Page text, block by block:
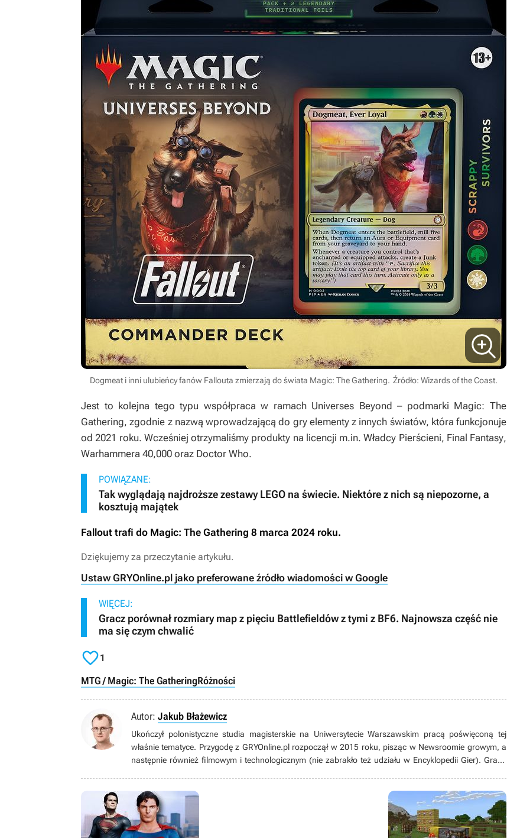
Dogmeat i inni ulubieńcy fanów Fallouta zmierzają do świata Magic: The Gathering. Źródło: Wizards of the Coast.
Jest to kolejna tego typu współpraca w ramach Universes Beyond – podmarki Magic: The
Gathering, zgodnie z nazwą wprowadzającą do gry elementy z innych światów, która funkcjonuje
od 2021 roku. Wcześniej otrzymaliśmy produkty na licencji m.in.Władcy Pierścieni, Final Fantasy,
Warhammera 40,000 oraz Doctor Who.
POWIĄZANE:
Tak wyglądają najdroższe zestawy LEGO na świecie. Niektóre z nich są niepozorne, a
kosztują majątek
Fallout trafi do Magic: The Gathering 8 marca 2024 roku.
Dziękujemy za przeczytanie artykułu.
Ustaw GRYOnline.pl jako preferowane źródło wiadomości w Google
WIĘCEJ:
Gracz porównał rozmiary map z pięciu Battlefieldów z tymi z BF6. Najnowsza część nie
ma się czym chwalić
1
MTG / Magic: The GatheringRóżności
Autor: Jakub Błażewicz
Ukończył polonistyczne studia magisterskie na Uniwersytecie Warszawskim pracą poświęconą tej
właśnie tematyce. Przygodę z GRYOnline.pl rozpoczął w 2015 roku, pisząc w Newsroomie growym, a
następnie również filmowym i technologicznym (nie zabrakło też udziału w Encyklopedii Gier). Grami
papierowymi), bijatykami, soulslike’ami i w zasadzie wszystkim, co dotyczy gier jako takich. Potrafi
zachwycać się pikselowymi postaciami z gier pamiętających czasy Game Boya łupanego (jeśli nie
starszymi).